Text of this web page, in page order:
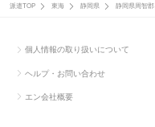
派遣TOP 東海 静岡県 静岡県周智郡
個人情報の取り扱いについて
ヘルプ・お問い合わせ
エン会社概要